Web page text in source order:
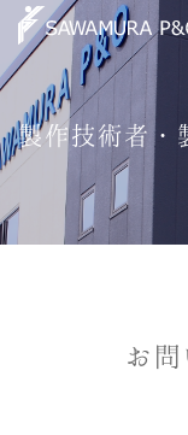
製作技術者・
お